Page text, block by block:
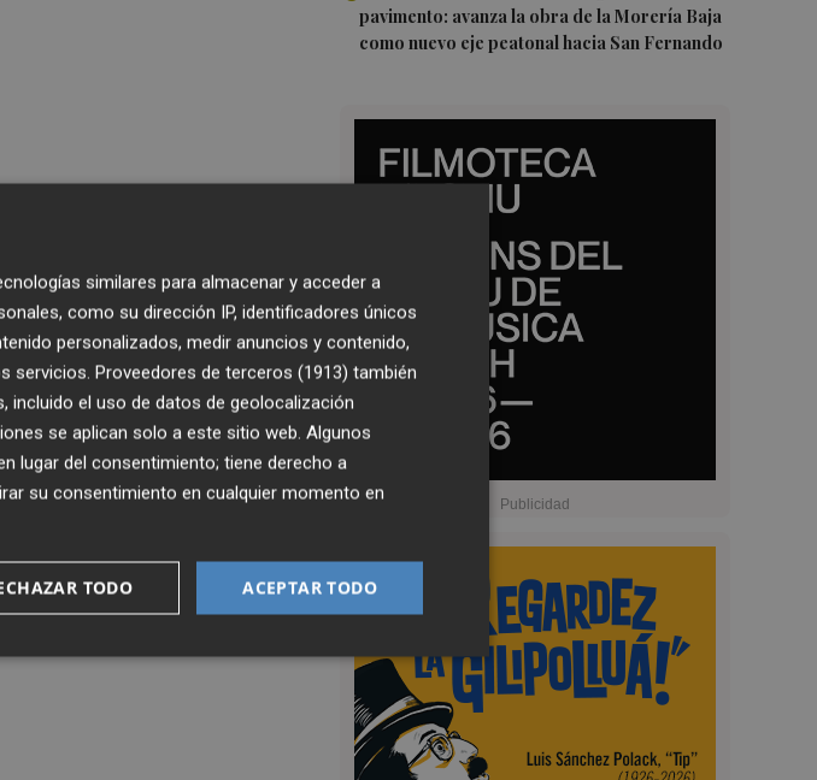
pavimento: avanza la obra de la Morería Baja
como nuevo eje peatonal hacia San Fernando
similares para almacenar y acceder a
como su dirección IP, identificadores únicos
personalizados, medir anuncios y contenido,
servicios. Proveedores de terceros (1913) también
el uso de datos de geolocalización
se aplican solo a este sitio web. Algunos
lugar del consentimiento; tiene derecho a
su consentimiento en cualquier momento en
ACEPTAR TODO
TODO